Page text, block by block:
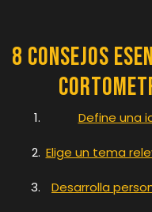
8 Consejos
Define una
Elige un tema
Desarrolla